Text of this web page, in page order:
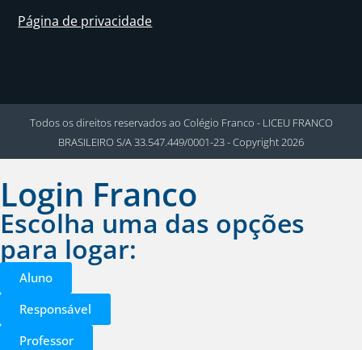
Página de privacidade
Todos os direitos reservados ao Colégio Franco - LICEU FRANCO
BRASILEIRO S/A 33.547.449/0001-23 - Copyright 2026
Login Franco
Escolha uma das opções
para logar:
Aluno
Responsável
Professor